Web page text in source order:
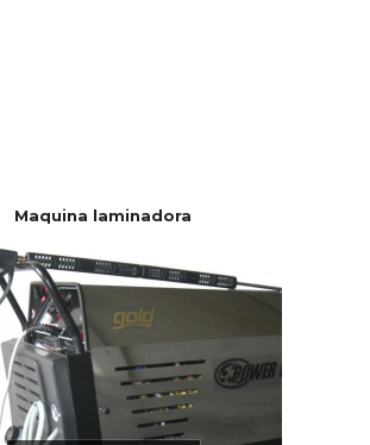
Maquina laminadora